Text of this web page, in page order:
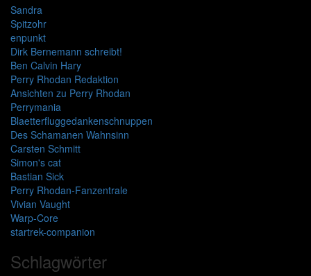
Sandra
Spitzohr
enpunkt
Dirk Bernemann schreibt!
Ben Calvin Hary
Perry Rhodan Redaktion
Ansichten zu Perry Rhodan
Perrymania
Blaetterfluggedankenschnuppen
Des Schamanen Wahnsinn
Carsten Schmitt
Simon's cat
Bastian Sick
Perry Rhodan-Fanzentrale
Vivian Vaught
Warp-Core
startrek-companion
Schlagwörter